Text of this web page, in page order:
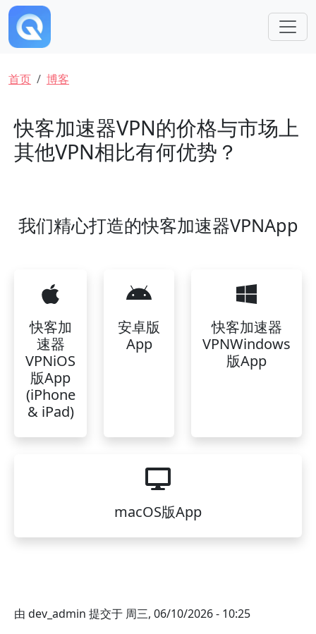
跳转到主要内容
面包屑
首页 博客
快客加速器VPN的价格与市场上
其他VPN相比有何优势？
我们精心打造的快客加速器VPNApp
快客加
速器
VPNiOS
版App
(iPhone
& iPad)
安卓版
App
快客加速器
VPNWindows
版App
macOS版App
由 dev_admin 提交于 周三, 06/10/2026 - 10:25